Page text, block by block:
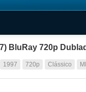
BluRay 720p
1997 720p Clássico